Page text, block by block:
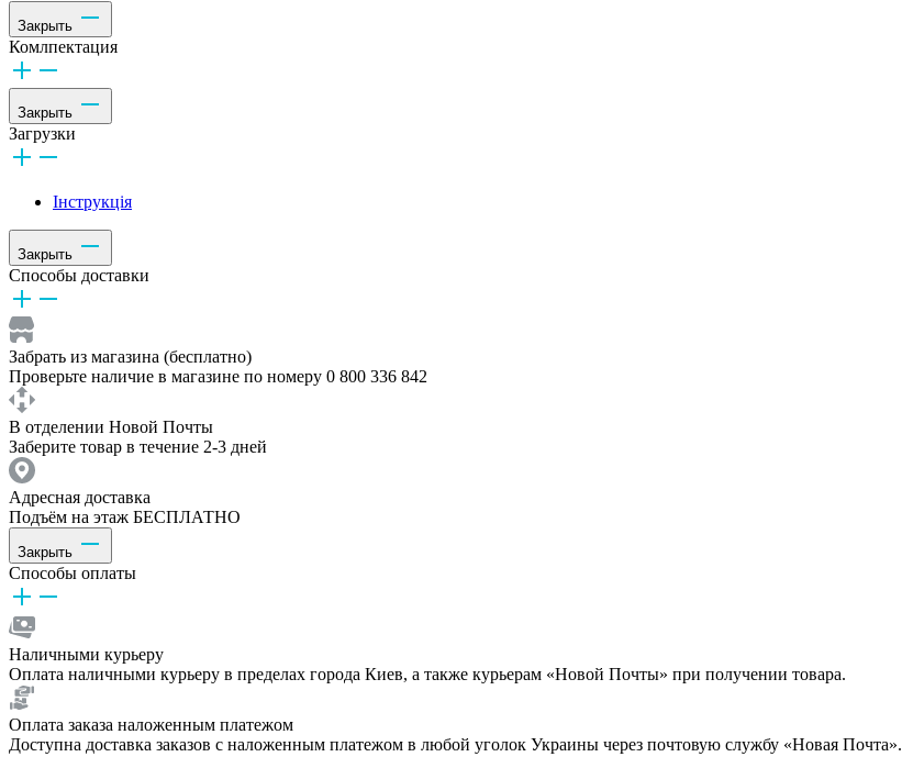
Закрыть
Комлпектация
Закрыть
Загрузки
Інструкція
Закрыть
Способы доставки
Забрать из магазина (бесплатно)
Проверьте наличие в магазине по номеру 0 800 336 842
В отделении Новой Почты
Заберите товар в течение 2-3 дней
Адресная доставка
Подъём на этаж БЕСПЛАТНО
Закрыть
Способы оплаты
Наличными курьеру
Оплата наличными курьеру в пределах города Киев, а также курьерам «Новой Почты» при получении товара.
Оплата заказа наложенным платежом
Доступна доставка заказов с наложенным платежом в любой уголок Украины через почтовую службу «Новая Почта».